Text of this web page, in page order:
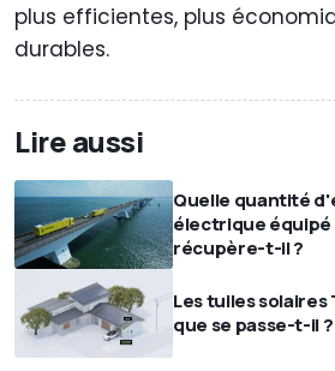
plus efficientes, plus
durables.
Lire aussi
Quelle quantité
électrique équipé
récupère-t-il ?
Les tuiles solaires
que se passe-t-il ?